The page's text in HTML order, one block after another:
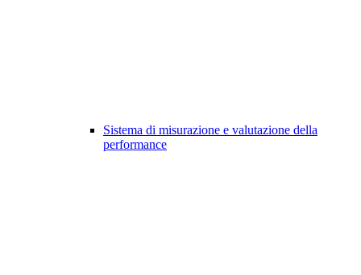
Sistema di misurazione e valutazione della
performance